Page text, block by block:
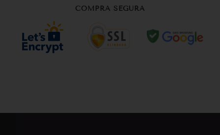
COMPRA SEGURA